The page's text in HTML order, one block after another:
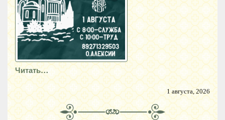
Читать…
1 августа, 2026